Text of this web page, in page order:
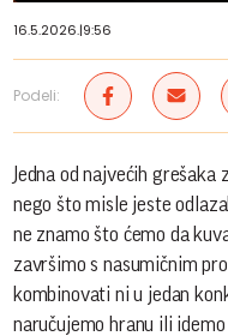
16.5.2026.|9:56
Podeli:
Jedna od najvećih
nego što misle jeste
ne znamo što ćemo da
završimo s nasumičnim
kombinovati ni u jedan
naručujemo hranu ili idemo